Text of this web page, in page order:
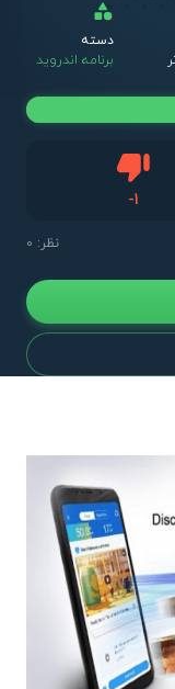
دسته
برنامه اندروید
-1
نظر: 0